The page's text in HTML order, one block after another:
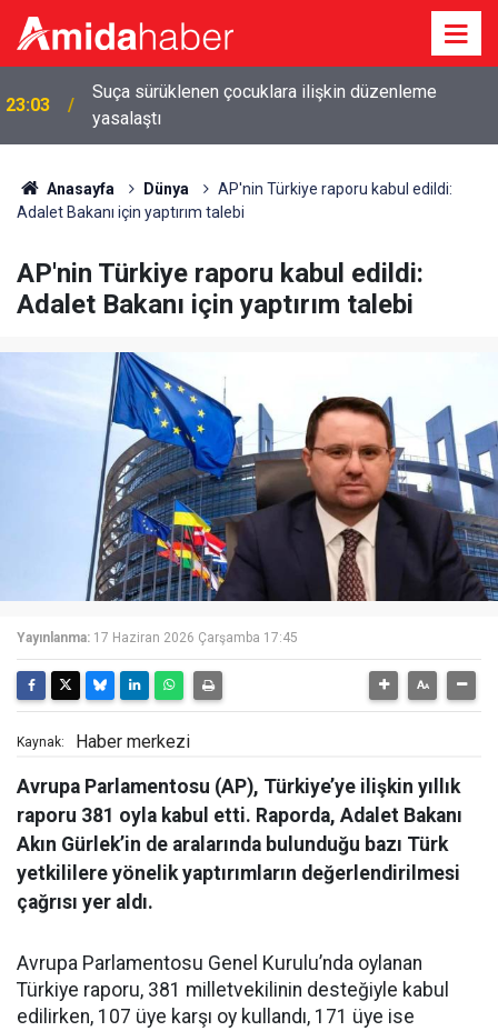
23:03
Suça sürüklenen çocuklara ilişkin düzenleme
yasalaştı
Anasayfa Dünya
AP'nin Türkiye raporu kabul edildi:
Adalet Bakanı için yaptırım talebi
AP'nin Türkiye raporu kabul edildi:
Adalet Bakanı için yaptırım talebi
Yayınlanma: 17 Haziran 2026 Çarşamba 17:45
Kaynak: Haber merkezi
Avrupa Parlamentosu (AP), Türkiye’ye ilişkin yıllık
raporu 381 oyla kabul etti. Raporda, Adalet Bakanı
Akın Gürlek’in de aralarında bulunduğu bazı Türk
yetkililere yönelik yaptırımların değerlendirilmesi
çağrısı yer aldı.
Avrupa Parlamentosu Genel Kurulu’nda oylanan
Türkiye raporu, 381 milletvekilinin desteğiyle kabul
edilirken, 107 üye karşı oy kullandı, 171 üye ise